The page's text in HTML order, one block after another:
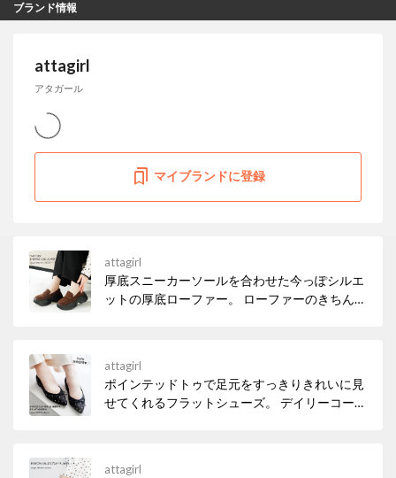
ブランド情報
attagirl
アタガール
マイブランドに登録
attagirl
厚底スニーカーソールを合わせた今っぽシルエ
ットの厚底ローファー。 ローファーのきちんと
attagirl
ポインテッドトゥで足元をすっきりきれいに見
せてくれるフラットシューズ。 デイリーコーデ
attagirl